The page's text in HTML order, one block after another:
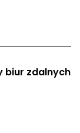
biur zdalnych